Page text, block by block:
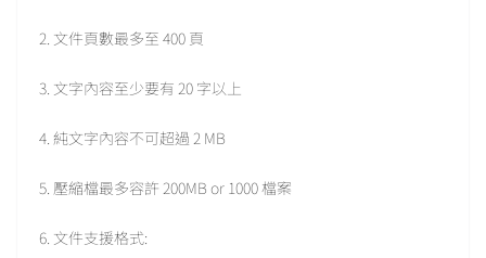
2. 文件頁數最多至 400 頁
3. 文字內容至少要有 20 字以上
4. 純文字內容不可超過 2 MB
5. 壓縮檔最多容許 200MB or 1000 檔案
6. 文件支援格式: